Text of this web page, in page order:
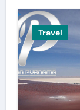
Travel